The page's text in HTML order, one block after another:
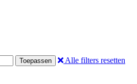
Toepassen
Alle filters resetten